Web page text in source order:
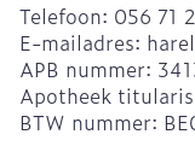
Telefoon: 056 71
E-mailadres:
APB nummer:
Apotheek
BTW nummer: